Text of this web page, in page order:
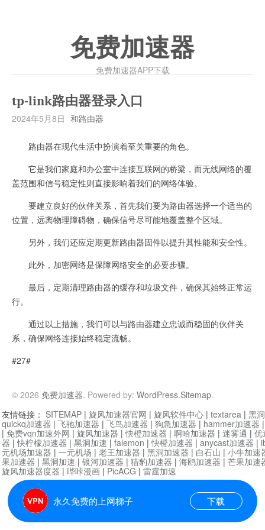
免费加速器
免费加速器APP下载
tp-link路由器登录入口
2024年5月8日 和路由器
路由器在现代生活中扮演着至关重要的角色。
它是我们家庭和办公室中连接互联网的桥梁，而无线网络的覆
盖范围和信号稳定性则直接影响着我们的网络体验。
要建立良好的伙伴关系，首先我们要为路由器选择一个适当的
位置，远离物理障碍物，确保信号尽可能地覆盖整个区域。
另外，我们还应定期更新路由器固件以提升其性能和安全性。
此外，加密网络是保障网络安全的必要步骤。
最后，定期清理路由器的缓存和垃圾文件，确保其始终正常运
行。
通过以上措施，我们可以与路由器建立忠诚而稳固的伙伴关
系，确保网络连接始终稳定流畅。
#27#
© 2026 免费加速器. Powered by: WordPress.Sitemap.
永久免费的上网梯子 下载
友情链接： SITEMAP | 旋风加速器官网 | 旋风软件中心 | textarea | 黑
quickq加速器 | 飞驰加速器 | 飞鸟加速器 | 狗急加速器 | hammer加速器
| 免费vqn加速外网 | 旋风加速器 |快橙加速器 | 啊哈加速器 | 迷雾通 | 优
器 |快柠檬加速器 | 黑洞加速 | falemon |快橙加速器 | anycast加速器 |
元机场加速器 | 一元机场 | 老王加速器 | 黑洞加速器 | 白石山 | 小牛加速
果加速器 | 黑洞加速 | 银河加速器 | 猎豹加速器 | 海鸥加速器 | 芒果加速
旋风加速器度器 | 哔咔漫画 | PicACG | 雷霆加速